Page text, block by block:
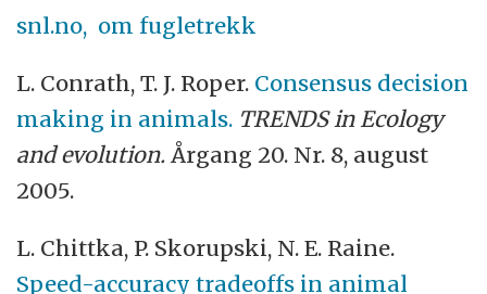
snl.no, om fugletrekk
L. Conrath, T. J. Roper. Consensus decision
making in animals. TRENDS in Ecology
and evolution. Årgang 20. Nr. 8, august
2005.
L. Chittka, P. Skorupski, N. E. Raine.
Speed-accuracy tradeoffs in animal